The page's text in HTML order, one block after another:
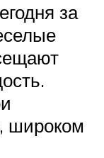
за
широком